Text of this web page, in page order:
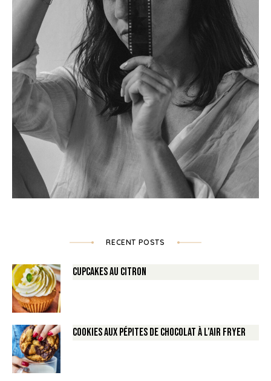
RECENT POSTS
Cupcakes au Citron
Cookies aux pépites de Chocolat à l’air fryer